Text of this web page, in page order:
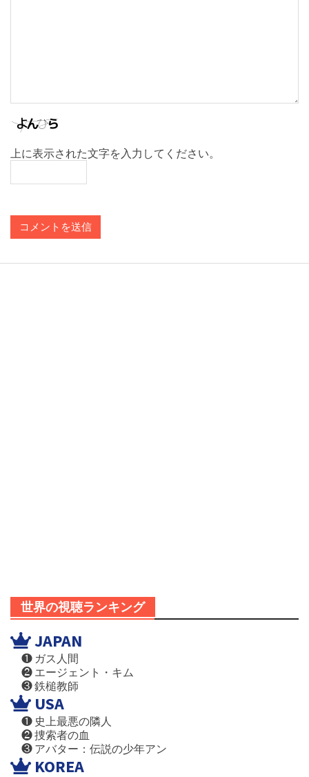
上に表示された文字を入力してください。
世界の視聴ランキング
JAPAN
❶ ガス人間
❷ エージェント・キム
❸ 鉄槌教師
USA
❶ 史上最悪の隣人
❷ 捜索者の血
❸ アバター：伝説の少年アン
KOREA